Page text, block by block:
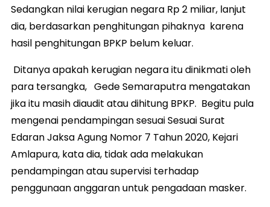
Sedangkan nilai kerugian negara Rp 2 miliar, lanjut
dia, berdasarkan penghitungan pihaknya karena
hasil penghitungan BPKP belum keluar.
Ditanya apakah kerugian negara itu dinikmati oleh
para tersangka, Gede Semaraputra mengatakan
jika itu masih diaudit atau dihitung BPKP. Begitu pula
mengenai pendampingan sesuai Sesuai Surat
Edaran Jaksa Agung Nomor 7 Tahun 2020, Kejari
Amlapura, kata dia, tidak ada melakukan
pendampingan atau supervisi terhadap
penggunaan anggaran untuk pengadaan masker.